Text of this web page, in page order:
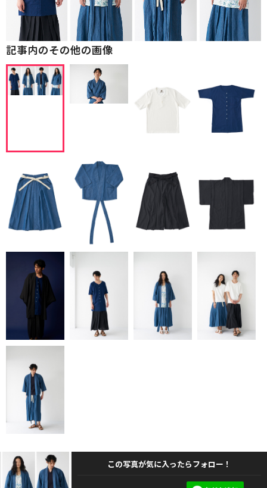
記事内のその他の画像
この写真が気に入ったらフォロー！